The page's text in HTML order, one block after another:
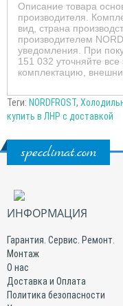
Описание товара
производителя.
вид, страна
производителем
уведомления. При
151 032 уточняйте
комплектацию,
Теги: NORDFROST,
купить в ЛНР с доставкой
specclimat.com
ИНФОРМАЦИЯ
Гарантия. Сервис. Ремонт.
Монтаж
О нас
Доставка и Оплата
Политика безопасности